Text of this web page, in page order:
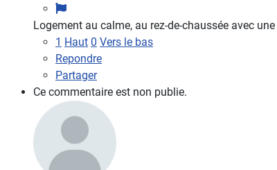
Logement au calme, au rez-de-chaussée avec
1 Haut 0 Vers le bas
Repondre
Partager
Ce commentaire est non publie.